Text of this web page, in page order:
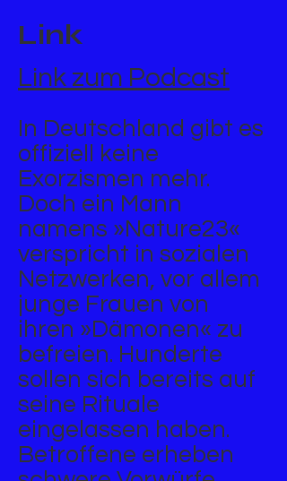
Link
Link zum Podcast
In Deutschland gibt es
offiziell keine
Exorzismen mehr.
Doch ein Mann
namens »Nature23«
verspricht in sozialen
Netzwerken, vor allem
junge Frauen von
ihren »Dämonen« zu
befreien. Hunderte
sollen sich bereits auf
seine Rituale
eingelassen haben.
Betroffene erheben